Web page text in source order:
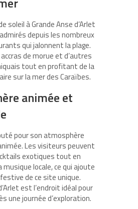
soleil à Grande Anse d’Arlet
depuis les nombreux
qui jalonnent la plage.
accras de morueet d’autres
tout en profitant de la
sur la mer des Caraïbes.
animée et
pour son atmosphère
Les visiteurs peuvent
exotiques tout en
locale, ce qui ajoute
festive de ce site unique.
est l’endroit idéal pour
une journée d’exploration.